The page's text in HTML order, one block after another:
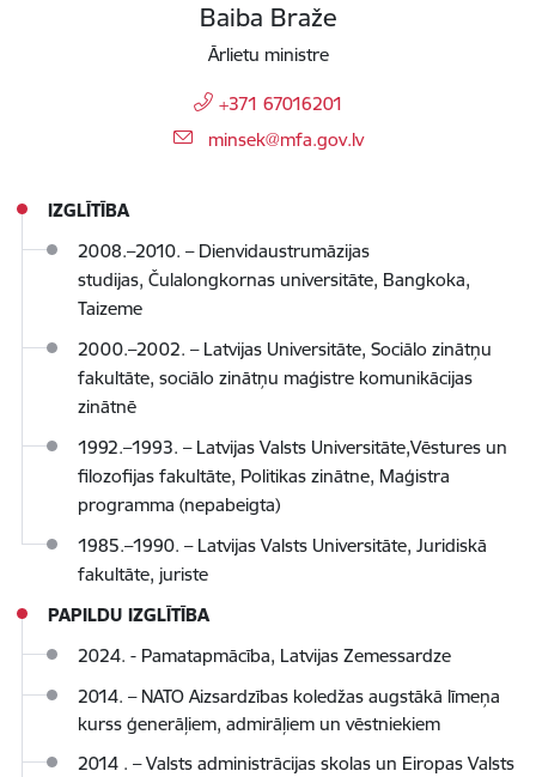
Baiba Braže
Ārlietu ministre
+371 67016201
E-pasts:
minsek@mfa.gov.lv
IZGLĪTĪBA
2008.–2010. – Dienvidaustrumāzijas
studijas, Čulalongkornas universitāte, Bangkoka,
Taizeme
2000.–2002. – Latvijas Universitāte, Sociālo zinātņu
fakultāte, sociālo zinātņu maģistre komunikācijas
zinātnē
1992.–1993. – Latvijas Valsts Universitāte,Vēstures un
filozofijas fakultāte, Politikas zinātne, Maģistra
programma (nepabeigta)
1985.–1990. – Latvijas Valsts Universitāte, Juridiskā
fakultāte, juriste
PAPILDU IZGLĪTĪBA
2024. - Pamatapmācība, Latvijas Zemessardze
2014. – NATO Aizsardzības koledžas augstākā līmeņa
kurss ģenerāļiem, admirāļiem un vēstniekiem
2014 . –Valsts administrācijas skolas un Eiropas Valsts